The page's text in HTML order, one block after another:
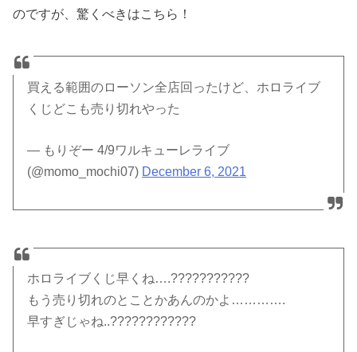
のですが、驚くべきはこちら！
買える範囲のローソン全店回ったけど、ホロライブ
くじどこも売り切れやった
— もりぞー 4/9ワルキューレライブ
(@momo_mochi07) December 6, 2021
ホロライブくじ早くね….???????????
もう売り切れのとことかあんのかよ………….
早すぎじゃね..????????????